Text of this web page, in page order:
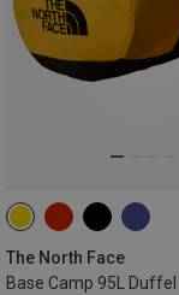
The North Face
Base Camp 95L Duffel
95L